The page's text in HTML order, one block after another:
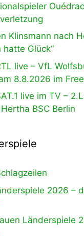
Klinsmann nach
hatte Glück“
live – VfL
8.8.2026 im
live im TV –
BSC Berlin
2026 –
Länderspiele